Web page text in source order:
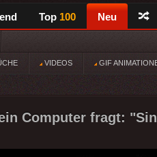
Top 100 Neu
VIDEOS GIF
Computer fragt: